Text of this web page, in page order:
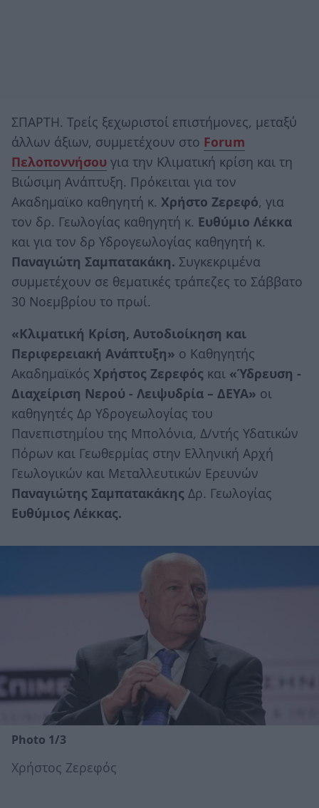
ΣΠΑΡΤΗ. Τρείς ξεχωριστοί επιστήμονες, μεταξύ
άλλων άξιων, συμμετέχουν στο Forum
Πελοποννήσου για την Κλιματική κρίση και τη
Βιώσιμη Ανάπτυξη. Πρόκειται για τον
Ακαδημαϊκο καθηγητή κ. Χρήστο Ζερεφό, για
τον δρ. Γεωλογίας καθηγητή κ. Ευθύμιο Λέκκα
και για τον δρ Υδρογεωλογίας καθηγητή κ.
Παναγιώτη Σαμπατακάκη. Συγκεκριμένα
συμμετέχουν σε θεματικές τράπεζες το Σάββατο
30 Νοεμβρίου το πρωί.
«Κλιματική Κρίση, Αυτοδιοίκηση και
Περιφερειακή Ανάπτυξη» ο Καθηγητής
Ακαδημαϊκός Χρήστος Ζερεφός και «Ύδρευση -
Διαχείριση Νερού - Λειψυδρία – ΔΕΥΑ» οι
καθηγητές Δρ Υδρογεωλογίας του
Πανεπιστημίου της Μπολόνια, Δ/ντής Υδατικών
Πόρων και Γεωθερμίας στην Ελληνική Αρχή
Γεωλογικών και Μεταλλευτικών Ερευνών
Παναγιώτης Σαμπατακάκης Δρ. Γεωλογίας
Ευθύμιος Λέκκας.
Photo 1/3
Χρήστος Ζερεφός